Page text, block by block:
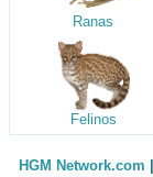
Ranas
Felinos
HGM Network.com